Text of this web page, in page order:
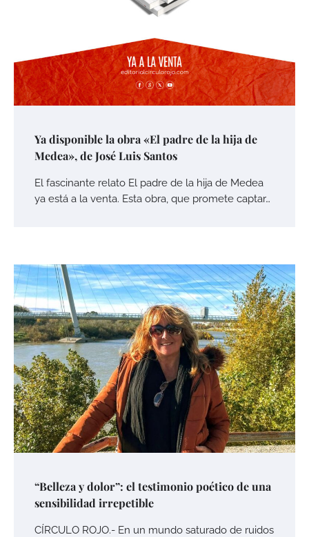
Ya disponible la obra «El padre de la hija de
Medea», de José Luis Santos
El fascinante relato El padre de la hija de Medea
ya está a la venta. Esta obra, que promete captar…
“Belleza y dolor”: el testimonio poético de una
sensibilidad irrepetible
CÍRCULO ROJO.- En un mundo saturado de ruidos